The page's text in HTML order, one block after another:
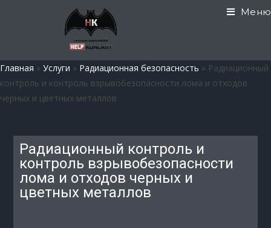
Меню
Главная » Услуги » Радиационная безопасность » Радиационный
контроль и контроль взрывобезопасности лома и отходов
черных и цветных металлов
Радиационный контроль и
контроль взрывобезопасности
лома и отходов черных и
цветных металлов